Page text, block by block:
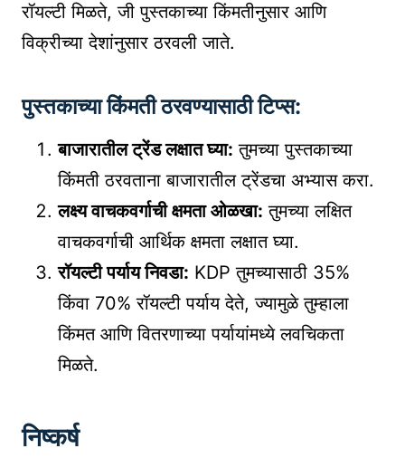
रॉयल्टी मिळते, जी पुस्तकाच्या किंमतीनुसार आणि
विक्रीच्या देशांनुसार ठरवली जाते.
पुस्तकाच्या किंमती ठरवण्यासाठी टिप्स:
बाजारातील ट्रेंड लक्षात घ्या: तुमच्या पुस्तकाच्या
किंमती ठरवताना बाजारातील ट्रेंडचा अभ्यास करा.
लक्ष्य वाचकवर्गाची क्षमता ओळखा: तुमच्या लक्षित
वाचकवर्गाची आर्थिक क्षमता लक्षात घ्या.
रॉयल्टी पर्याय निवडा: KDP तुमच्यासाठी 35%
किंवा 70% रॉयल्टी पर्याय देते, ज्यामुळे तुम्हाला
किंमत आणि वितरणाच्या पर्यायांमध्ये लवचिकता
मिळते.
निष्कर्ष